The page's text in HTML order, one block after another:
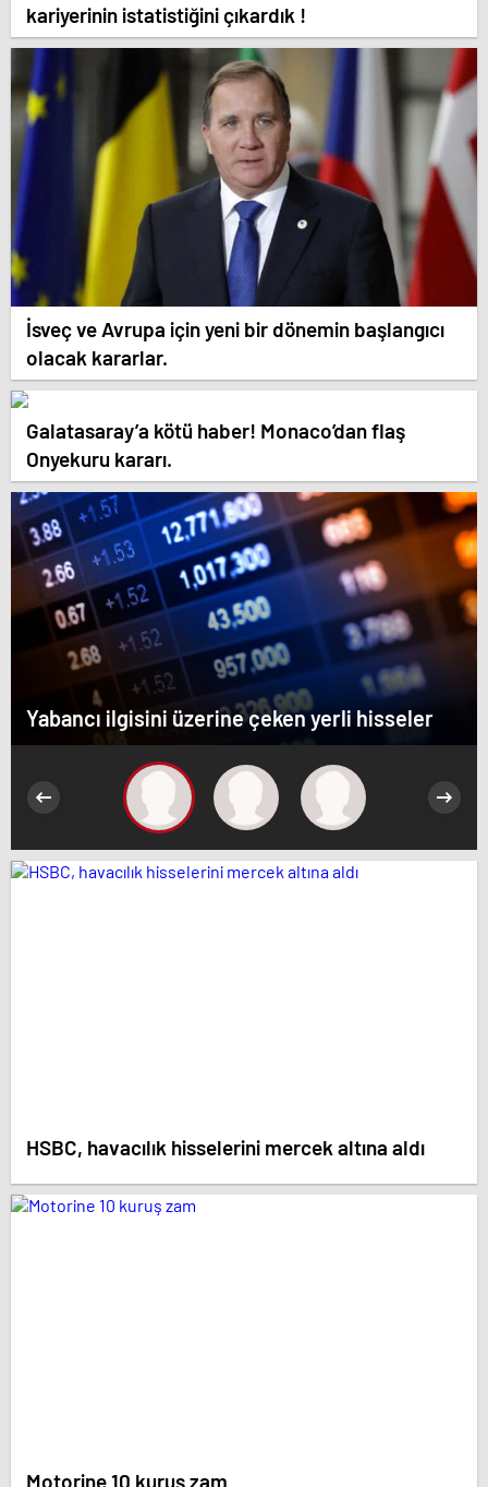
kariyerinin istatistiğini çıkardık !
İsveç ve Avrupa için yeni bir dönemin başlangıcı
olacak kararlar.
Galatasaray’a kötü haber! Monaco’dan flaş
Onyekuru kararı.
Yabancı ilgisini üzerine çeken yerli hisseler
HSBC, havacılık hisselerini mercek altına aldı
Motorine 10 kuruş zam